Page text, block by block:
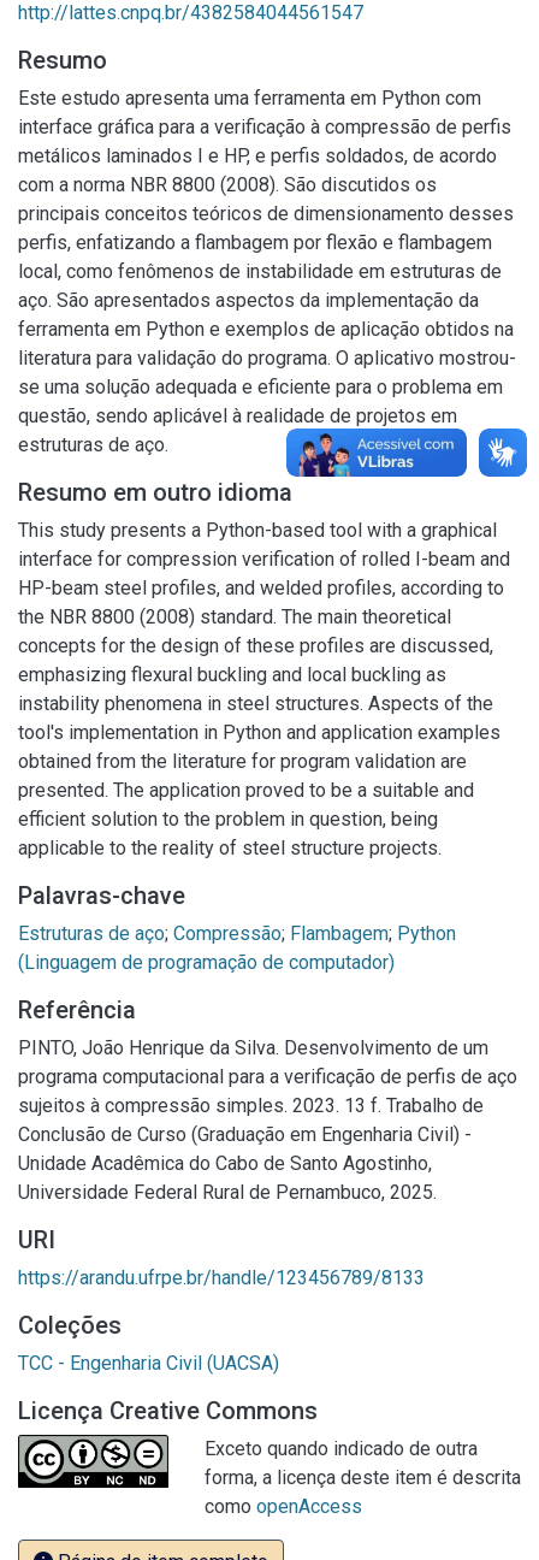
http://lattes.cnpq.br/4382584044561547
Resumo
Este estudo apresenta uma ferramenta em Python com
interface gráfica para a verificação à compressão de perfis
metálicos laminados I e HP, e perfis soldados, de acordo
com a norma NBR 8800 (2008). São discutidos os
principais conceitos teóricos de dimensionamento desses
perfis, enfatizando a flambagem por flexão e flambagem
local, como fenômenos de instabilidade em estruturas de
aço. São apresentados aspectos da implementação da
ferramenta em Python e exemplos de aplicação obtidos na
literatura para validação do programa. O aplicativo mostrou-
se uma solução adequada e eficiente para o problema em
questão, sendo aplicável à realidade de projetos em
estruturas de aço.
Resumo em outro idioma
This study presents a Python-based tool with a graphical
interface for compression verification of rolled I-beam and
HP-beam steel profiles, and welded profiles, according to
the NBR 8800 (2008) standard. The main theoretical
concepts for the design of these profiles are discussed,
emphasizing flexural buckling and local buckling as
instability phenomena in steel structures. Aspects of the
tool's implementation in Python and application examples
obtained from the literature for program validation are
presented. The application proved to be a suitable and
efficient solution to the problem in question, being
applicable to the reality of steel structure projects.
Palavras-chave
Estruturas de aço; Compressão; Flambagem; Python
Referência
PINTO, João Henrique da Silva. Desenvolvimento de um
programa computacional para a verificação de perfis de aço
sujeitos à compressão simples. 2023. 13 f. Trabalho de
Conclusão de Curso (Graduação em Engenharia Civil) -
Unidade Acadêmica do Cabo de Santo Agostinho,
Universidade Federal Rural de Pernambuco, 2025.
URI
https://arandu.ufrpe.br/handle/123456789/8133
Coleções
TCC - Engenharia Civil (UACSA)
Licença Creative Commons
Exceto quando indicado de outra
forma, a licença deste item é descrita
como openAccess